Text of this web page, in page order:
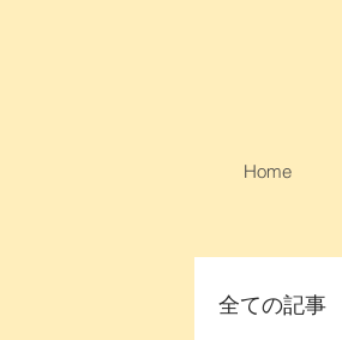
Home
全ての記事